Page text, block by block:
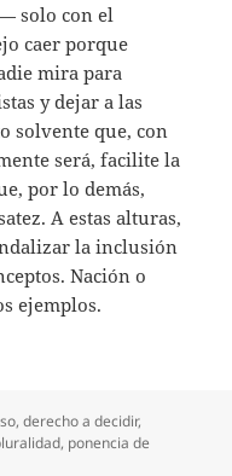
solo con el
caer porque
mira para
y dejar a las
solvente que, con
será, facilite la
por lo demás,
A estas alturas,
la inclusión
Nación o
ejemplos.
,derecho a decidir,
, ponencia de
el nuevo estatuto